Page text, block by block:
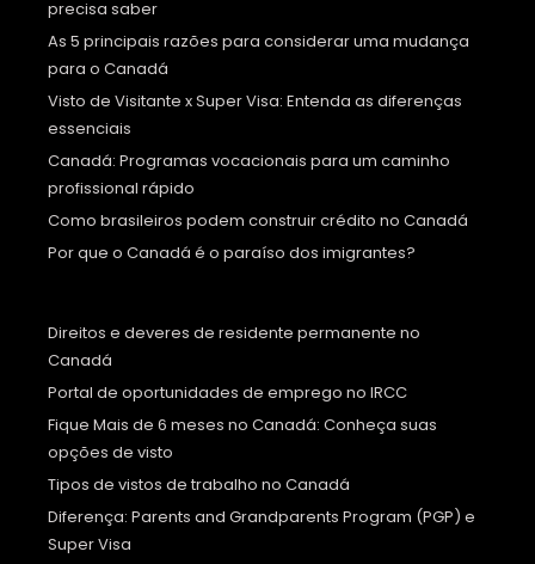
precisa saber
As 5 principais razões para considerar uma mudança
para o Canadá
Visto de Visitante x Super Visa: Entenda as diferenças
essenciais
Canadá: Programas vocacionais para um caminho
profissional rápido
Como brasileiros podem construir crédito no Canadá
Por que o Canadá é o paraíso dos imigrantes?
Direitos e deveres de residente permanente no
Canadá
Portal de oportunidades de emprego no IRCC
Fique Mais de 6 meses no Canadá: Conheça suas
opções de visto
Tipos de vistos de trabalho no Canadá
Diferença: Parents and Grandparents Program (PGP) e
Super Visa